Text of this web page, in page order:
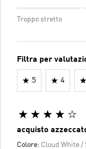
Troppo stretto
Filtra per
5 4
acquisto
Colore: Cloud White /